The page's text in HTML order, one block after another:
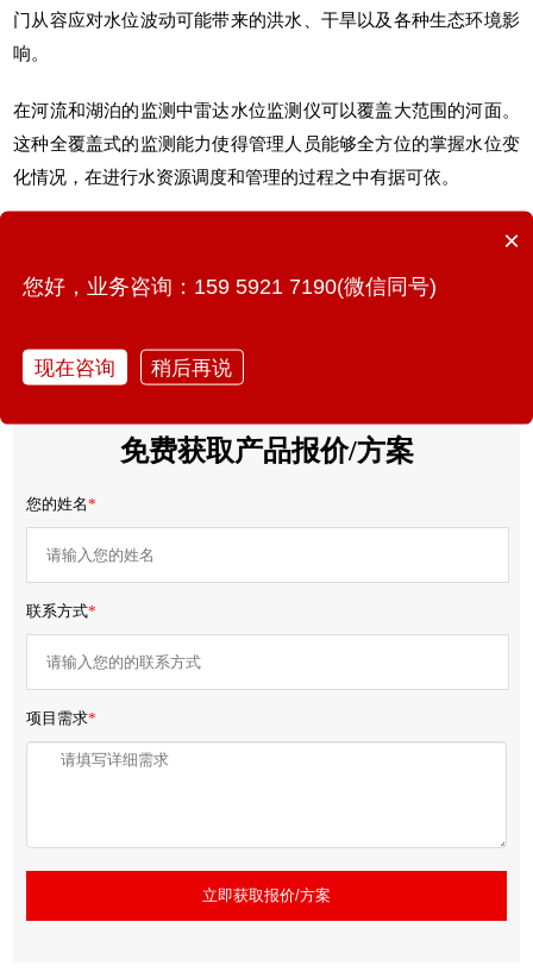
门从容应对水位波动可能带来的洪水、干旱以及各种生态环境影
响。
在河流和湖泊的监测中雷达水位监测仪可以覆盖大范围的河面。
这种全覆盖式的监测能力使得管理人员能够全方位的掌握水位变
化情况，在进行水资源调度和管理的过程之中有据可依。
下一篇：城市的积水为何排不出？内涝高风险点怎么实时监测
免费获取产品报价/方案
您的姓名*
联系方式*
项目需求*
立即获取报价/方案
×
您好，业务咨询：159 5921 7190(微信同号)
现在咨询 稍后再说